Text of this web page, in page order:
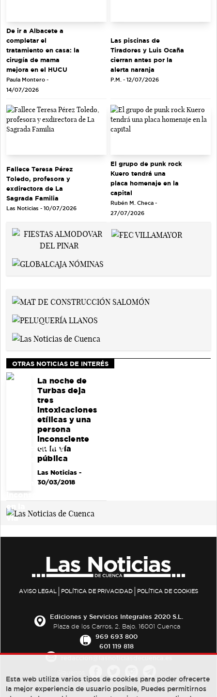
De ir a Albacete a
completar el
tratamiento en casa: la
cirugía de mama
mejora en el HUCU
Paula Montero -
14/07/2026
Las piscinas de
Tiradores y Luis Ocaña
cierran antes por la
alerta naranja
P.M. - 12/07/2026
Fallece Teresa Pérez
Toledo, profesora y
exdirectora de La
Sagrada Familia
Las Noticias - 10/07/2026
El grupo de punk rock
Kuero tendrá una
placa homenaje en la
capital
Rubén M. Checa -
27/07/2026
OTRAS NOTICIAS DE INTERÉS
La noche de
Turbas deja
tres
intoxicaciones
etílicas y una
persona
inconsciente
en la vía
pública
Las Noticias-
30/03/2018
AVISO LEGAL POLÍTICA DE PRIVACIDAD POLÍTICA DE COOKIES
Ediciones y Servicios Integrales 2020 S.L.
Plaza de los Carros, 2. Bajo. 16001 Cuenca
969 693 800
601 119 818
Esta web utiliza varios tipos de cookies para poder ofrecerte
la mejor experiencia de usuario posible, Puedes permitirnos